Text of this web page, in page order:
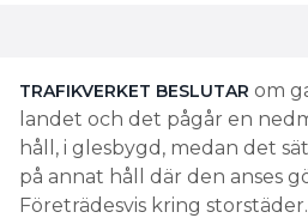
TRAFIKVERKET BESLUTAR om
landet och det pågår en
håll, i glesbygd, medan det
på annat håll där den anses
Företrädesvis kring storstäder.